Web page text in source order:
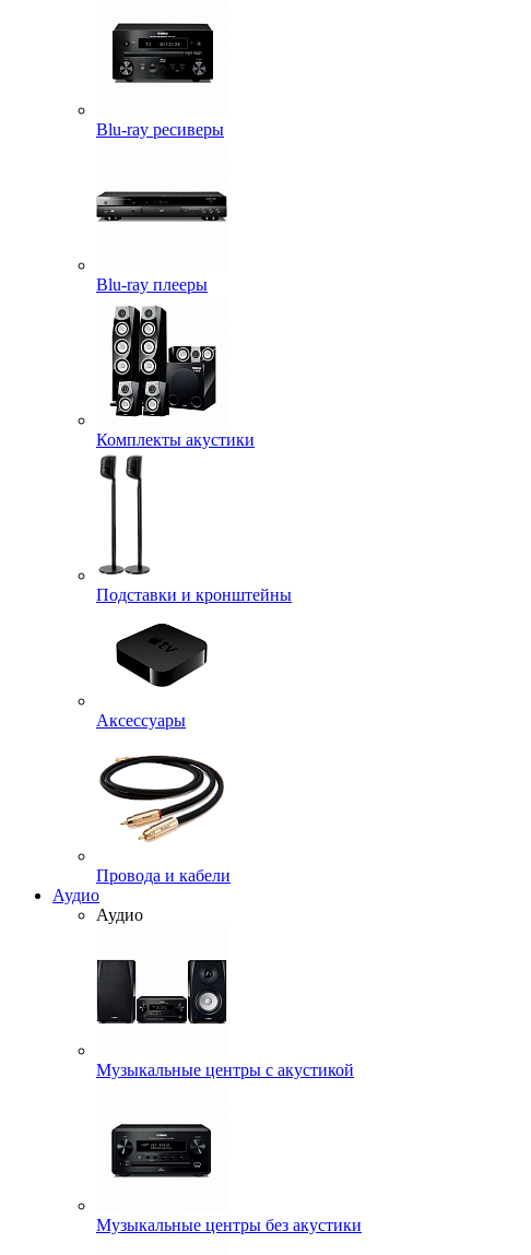
Blu-ray ресиверы
Blu-ray плееры
Комплекты акустики
Подставки и кронштейны
Аксессуары
Провода и кабели
Аудио
Аудио
Музыкальные центры с акустикой
Музыкальные центры без акустики